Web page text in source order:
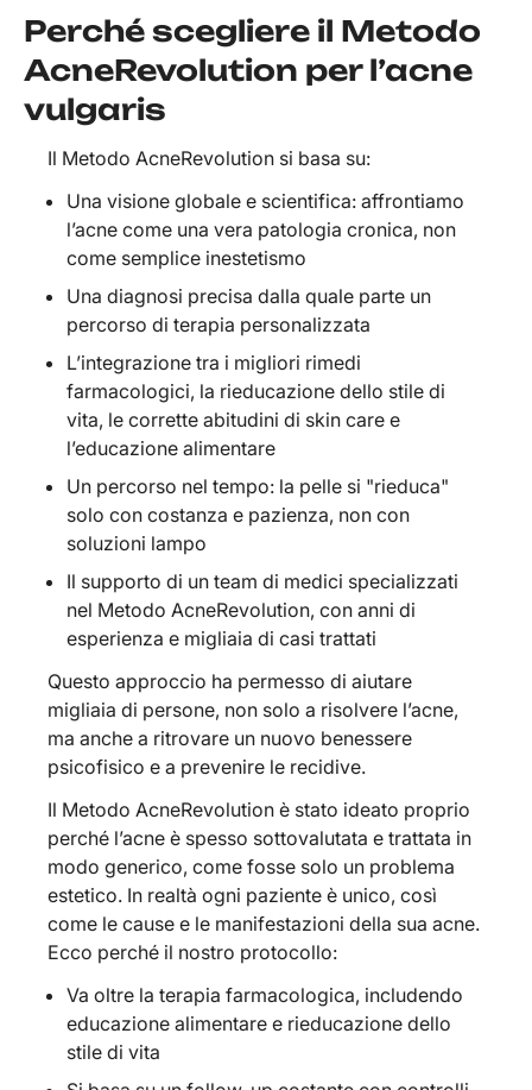
Perché scegliere il Metodo
AcneRevolution per l’acne
vulgaris
Il Metodo AcneRevolution si basa su:
Una visione globale e scientifica: affrontiamo
l’acne come una vera patologia cronica, non
come semplice inestetismo
Una diagnosi precisa dalla quale parte un
percorso di terapia personalizzata
L’integrazione tra i migliori rimedi
farmacologici, la rieducazione dello stile di
vita, le corrette abitudini di skin care e
l’educazione alimentare
Un percorso nel tempo: la pelle si "rieduca"
solo con costanza e pazienza, non con
soluzioni lampo
Il supporto di un team di medici specializzati
nel Metodo AcneRevolution, con anni di
esperienza e migliaia di casi trattati
Questo approccio ha permesso di aiutare
migliaia di persone, non solo a risolvere l’acne,
ma anche a ritrovare un nuovo benessere
psicofisico e a prevenire le recidive.
Il Metodo AcneRevolution è stato ideato proprio
perché l’acne è spesso sottovalutata e trattata in
modo generico, come fosse solo un problema
estetico. In realtà ogni paziente è unico, così
come le cause e le manifestazioni della sua acne.
Ecco perché il nostro protocollo:
Va oltre la terapia farmacologica, includendo
educazione alimentare e rieducazione dello
stile di vita